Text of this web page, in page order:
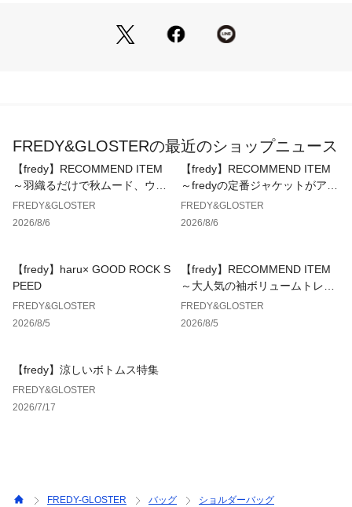
ナンガ(NANGA)は日本のアウトドアブランド。滋賀県米原市
の創業77年の国産羽毛商品メーカーで、主にシュラフ(寝袋)や
アテンションタグを必ずご確認の上、着用又はお取り扱いくだ
さい。
※店頭及び屋外での撮影画像は、光の当たり具合で色味が違っ
※商品画像に関しては出来る限り忠実に表示出来るよう努めて
おりますが、お客様がご利用のモニターの設定及び特性によ
ます。
FREDY&GLOSTERの最近のショップニュース
【fredy】RECOMMEND ITEM
～羽織るだけで秋ムード、ウエ
ストギャザーテーラードシャツ
～
FREDY&GLOSTER
2026/8/6
【fredy】RECOMMEND ITEM
～fredyの定番ジャケットがアッ
プデートして登場！～
FREDY&GLOSTER
2026/8/6
【fredy】haru× GOOD ROCK S
PEED
FREDY&GLOSTER
2026/8/5
【fredy】RECOMMEND ITEM
～大人気の袖ボリュームトレン
チコートに待望のミドル丈が新
登場！～
FREDY&GLOSTER
2026/8/5
【fredy】涼しいボトムス特集
FREDY&GLOSTER
2026/7/17
FREDY-GLOSTER バッグ
ショルダーバッグ